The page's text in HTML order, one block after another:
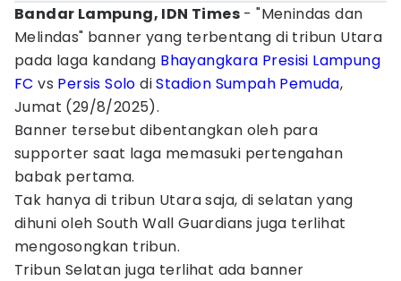
Bandar Lampung, IDN Times - "Menindas dan
Melindas" banner yang terbentang di tribun Utara
pada laga kandang Bhayangkara Presisi Lampung
FC vs Persis Solo diStadion Sumpah Pemuda,
Jumat (29/8/2025).
Banner tersebut dibentangkan oleh para
supporter saat laga memasuki pertengahan
babak pertama.
Tak hanya di tribun Utara saja, di selatan yang
dihuni oleh South Wall Guardians juga terlihat
mengosongkan tribun.
Tribun Selatan juga terlihat ada banner